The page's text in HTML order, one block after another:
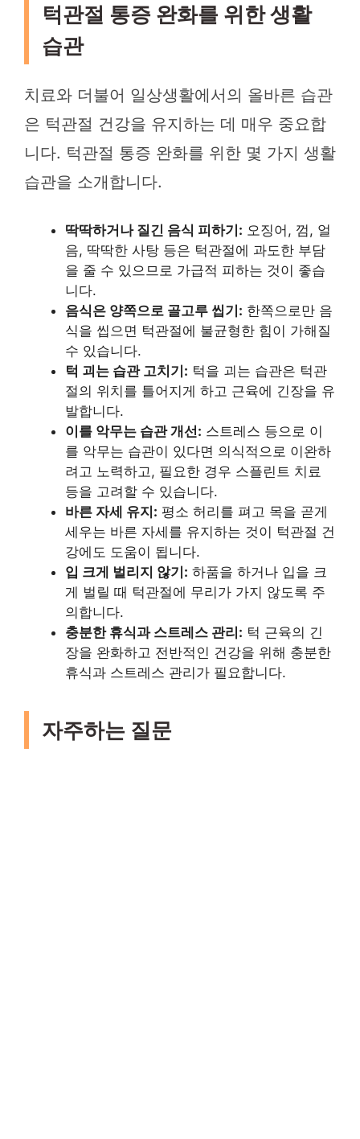
턱관절 통증 완화를 위한 생활
습관
치료와 더불어 일상생활에서의 올바른 습관
은 턱관절 건강을 유지하는 데 매우 중요합
니다. 턱관절 통증 완화를 위한 몇 가지 생활
습관을 소개합니다.
딱딱하거나 질긴 음식 피하기: 오징어, 껌, 얼
음, 딱딱한 사탕 등은 턱관절에 과도한 부담
을 줄 수 있으므로 가급적 피하는 것이 좋습
니다.
음식은 양쪽으로 골고루 씹기: 한쪽으로만 음
식을 씹으면 턱관절에 불균형한 힘이 가해질
수 있습니다.
턱 괴는 습관 고치기: 턱을 괴는 습관은 턱관
절의 위치를 틀어지게 하고 근육에 긴장을 유
발합니다.
이를 악무는 습관 개선: 스트레스 등으로 이
를 악무는 습관이 있다면 의식적으로 이완하
려고 노력하고, 필요한 경우 스플린트 치료
등을 고려할 수 있습니다.
바른 자세 유지: 평소 허리를 펴고 목을 곧게
세우는 바른 자세를 유지하는 것이 턱관절 건
강에도 도움이 됩니다.
입 크게 벌리지 않기: 하품을 하거나 입을 크
게 벌릴 때 턱관절에 무리가 가지 않도록 주
의합니다.
충분한 휴식과 스트레스 관리: 턱 근육의 긴
장을 완화하고 전반적인 건강을 위해 충분한
휴식과 스트레스 관리가 필요합니다.
자주하는 질문